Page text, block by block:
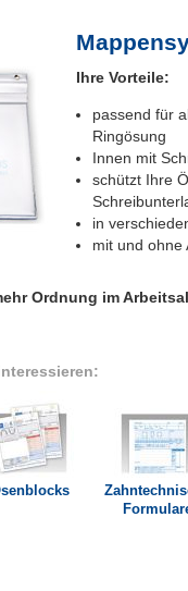
Ihre Vorteile:
passend für
Ringösung
Innen mit
schützt Ihre
in
mit und ohne
Ordnung im